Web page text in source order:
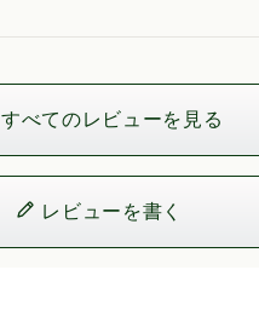
すべてのレビューを見る
レビューを書く